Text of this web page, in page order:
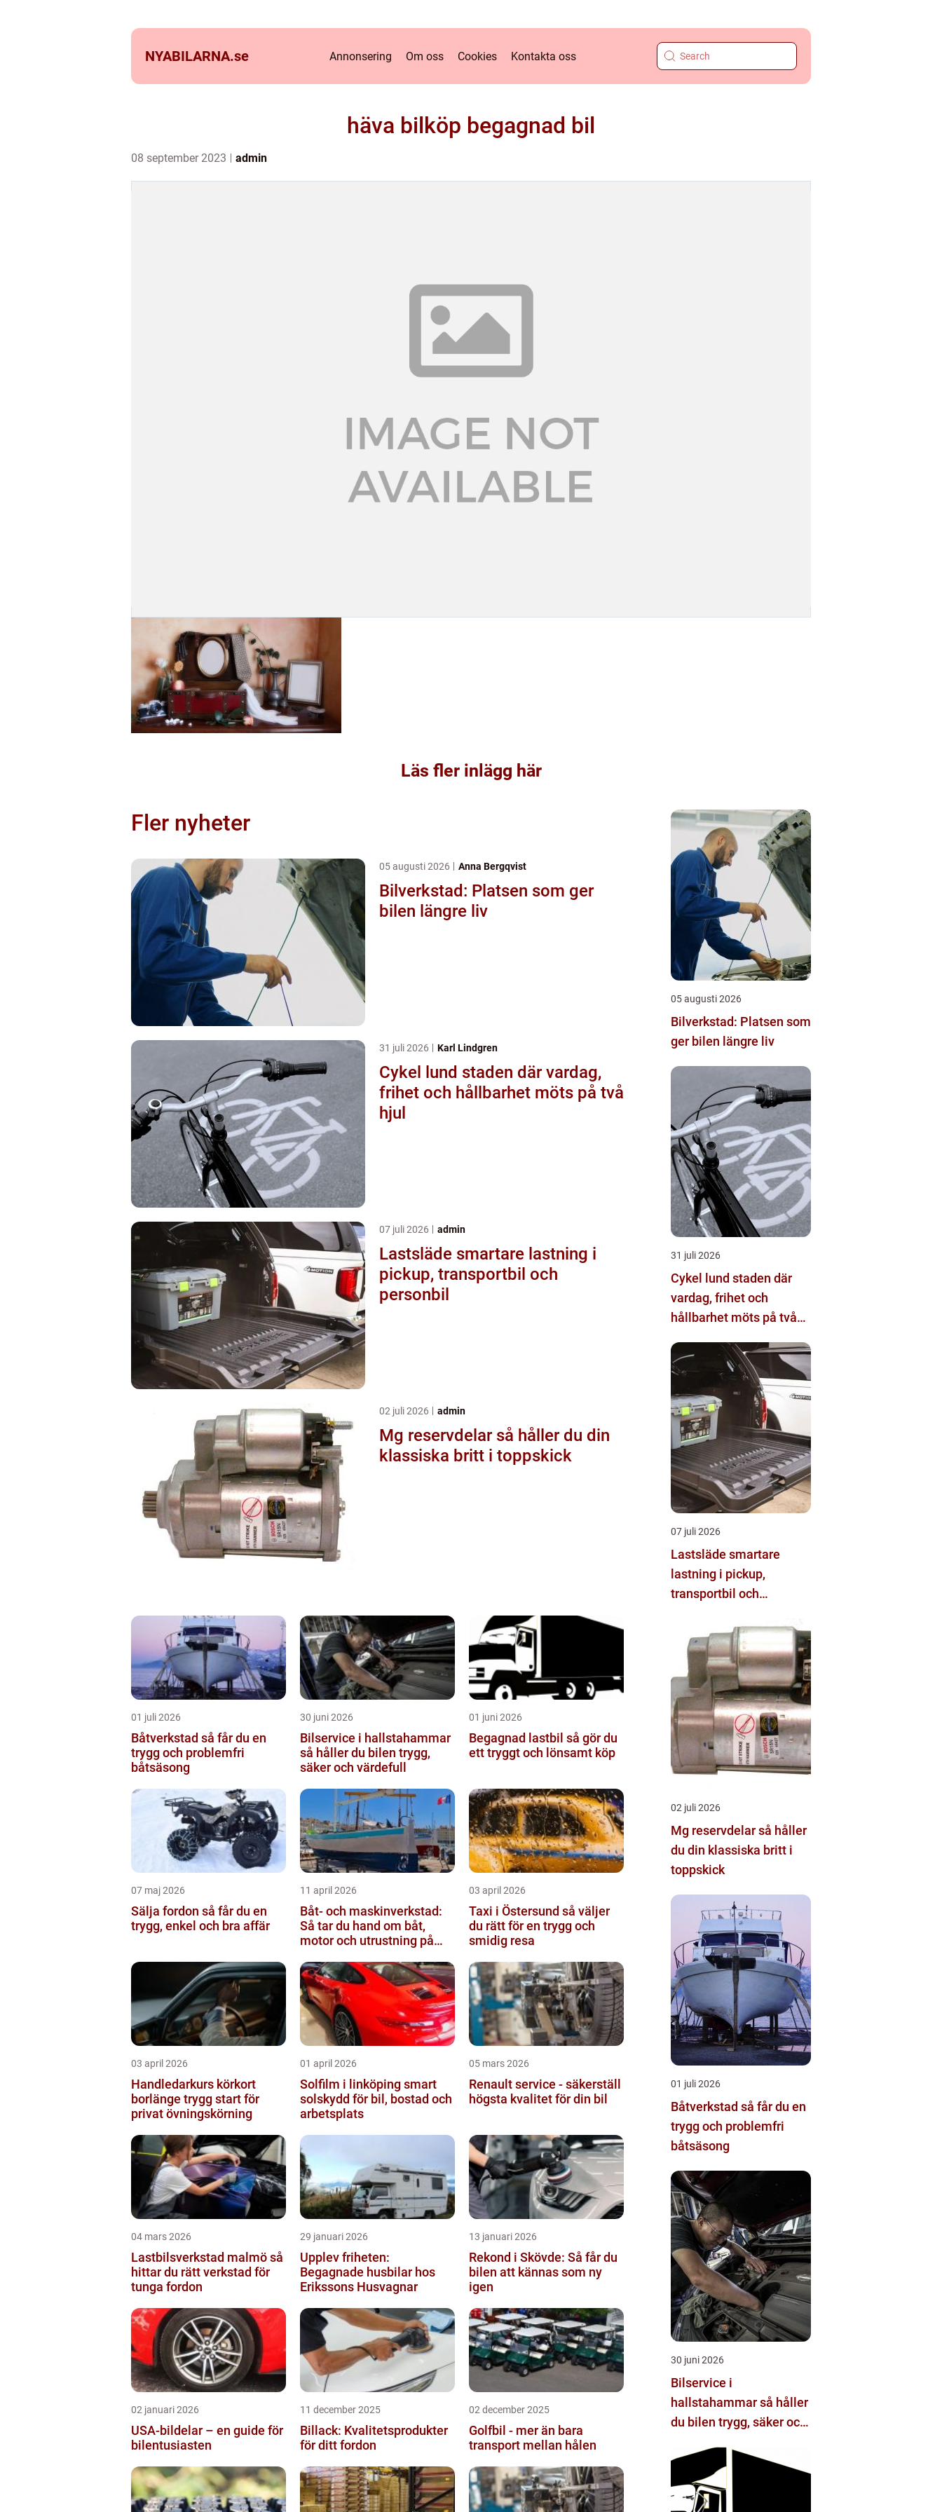
NYABILARNA.se Annonsering Om oss Cookies Kontakta oss
häva bilköp begagnad bil
08 september 2023 admin
Läs fler inlägg här
Fler nyheter
05 augusti 2026 Anna Bergqvist
Bilverkstad: Platsen som ger
bilen längre liv
31 juli 2026 Karl Lindgren
Cykel lund staden där vardag,
frihet och hållbarhet möts på två
hjul
07 juli 2026 admin
Lastsläde smartare lastning i
pickup, transportbil och
personbil
02 juli 2026 admin
Mg reservdelar så håller du din
klassiska britt i toppskick
01 juli 2026
Båtverkstad så får du en
trygg och problemfri
båtsäsong
30 juni 2026
Bilservice i hallstahammar
så håller du bilen trygg,
säker och värdefull
01 juni 2026
Begagnad lastbil så gör du
ett tryggt och lönsamt köp
07 maj 2026
Sälja fordon så får du en
trygg, enkel och bra affär
11 april 2026
Båt- och maskinverkstad:
Så tar du hand om båt,
motor och utrustning på
03 april 2026
Taxi i Östersund så väljer
du rätt för en trygg och
smidig resa
03 april 2026
Handledarkurs körkort
borlänge trygg start för
privat övningskörning
01 april 2026
Solfilm i linköping smart
solskydd för bil, bostad och
arbetsplats
05 mars 2026
Renault service - säkerställ
högsta kvalitet för din bil
04 mars 2026
Lastbilsverkstad malmö så
hittar du rätt verkstad för
tunga fordon
29 januari 2026
Upplev friheten:
Begagnade husbilar hos
Erikssons Husvagnar
13 januari 2026
Rekond i Skövde: Så får du
bilen att kännas som ny
igen
02 januari 2026
USA-bildelar – en guide för
bilentusiasten
11 december 2025
Billack: Kvalitetsprodukter
för ditt fordon
02 december 2025
Golfbil - mer än bara
transport mellan hålen
05 augusti 2026
Bilverkstad: Platsen som
ger bilen längre liv
31 juli 2026
Cykel lund staden där
vardag, frihet och
hållbarhet möts på två
07 juli 2026
Lastsläde smartare
lastning i pickup,
transportbil och
02 juli 2026
Mg reservdelar så håller
du din klassiska britt i
toppskick
01 juli 2026
Båtverkstad så får du en
trygg och problemfri
båtsäsong
30 juni 2026
Bilservice i
hallstahammar så håller
du bilen trygg, säker och